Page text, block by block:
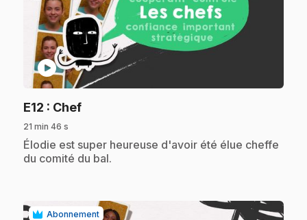
play_circle
E12 : Chef.
21 min 46 s
.Élodie est super heureuse d'avoir été élue cheffe
du comité du bal.
Abonnement